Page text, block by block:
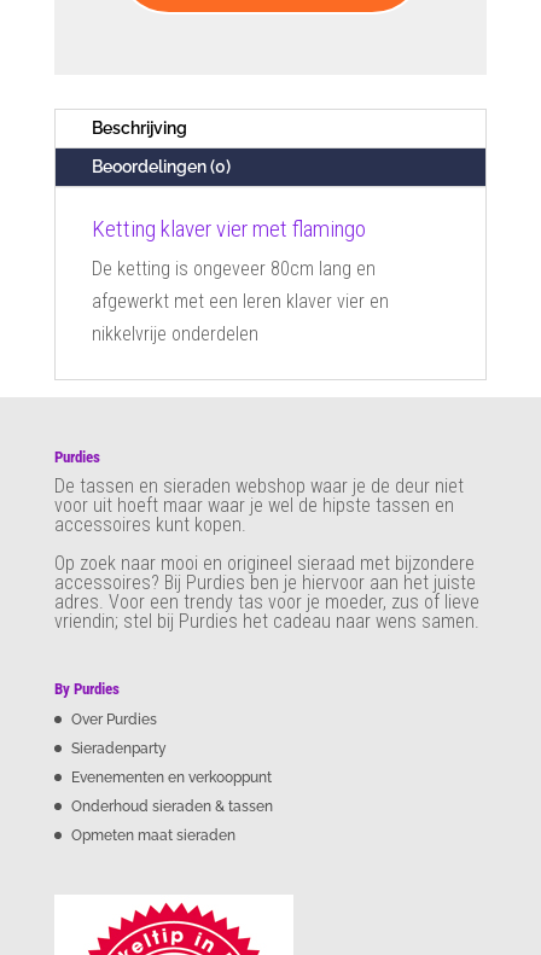
flamingo
Beschrijving
Beoordelingen (0)
Ketting klaver vier met flamingo
De ketting is ongeveer 80cm lang en
afgewerkt met een leren klaver vier en
nikkelvrije onderdelen
Purdies
De tassen en sieraden webshop waar je de deur niet
voor uit hoeft maar waar je wel de hipste tassen en
accessoires kunt kopen.
Op zoek naar mooi en origineel sieraad met bijzondere
accessoires? Bij Purdies ben je hiervoor aan het juiste
adres. Voor een trendy tas voor je moeder, zus of lieve
vriendin; stel bij Purdies het cadeau naar wens samen.
By Purdies
Over Purdies
Sieradenparty
Evenementen en verkooppunt
Onderhoud sieraden & tassen
Opmeten maat sieraden